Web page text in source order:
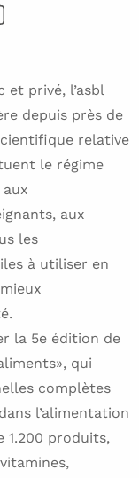
privé, l’asbl
depuis près de
relative
le régime
aux
aux
les
à utiliser en
la 5e édition de
qui
complètes
l’alimentation
1.200 produits,